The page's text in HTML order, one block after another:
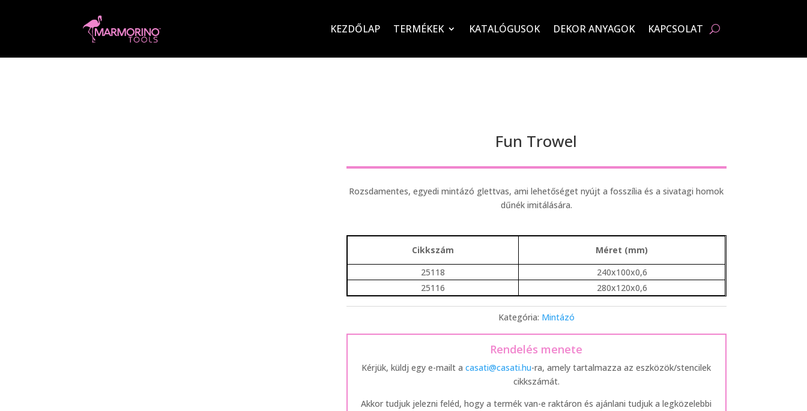
KEZDŐLAP TERMÉKEK KATALÓGUSOK DEKOR ANYAGOK KAPCSOLAT
Fun Trowel
Rozsdamentes, egyedi mintázó glettvas, ami lehetőséget nyújt a fosszília és a sivatagi homok
dűnék imitálására.
Cikkszám
Méret (mm)
25118
240x100x0,6
25116
280x120x0,6
Kategória: Mintázó
Rendelés menete
Kérjük, küldj egy e-mailt acasati@casati.hu-ra, amely tartalmazza az eszközök/stencilek
cikkszámát.
Akkor tudjuk jelezni feléd, hogy a termék van-e raktáron és ajánlani tudjuk a legközelebbi